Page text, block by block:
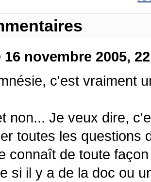
16 novembre 2005,
c'est vraiment
non... Je veux dire,
toutes les questions
connaît de toute
si il y a de la doc ou